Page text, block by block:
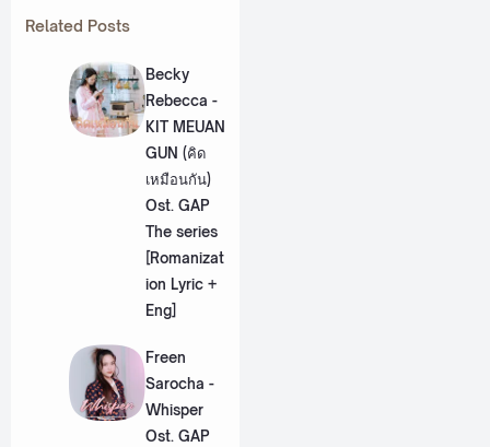
Related Posts
Becky
Rebecca -
KIT MEUAN
GUN (คิด
เหมือนกัน)
Ost. GAP
The series
[Romanizat
ion Lyric +
Eng]
Freen
Sarocha -
Whisper
Ost. GAP